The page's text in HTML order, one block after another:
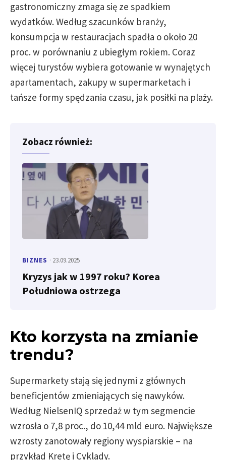
gastronomiczny zmaga się ze spadkiem
wydatków. Według szacunków branży,
konsumpcja w restauracjach spadła o około 20
proc. w porównaniu z ubiegłym rokiem. Coraz
więcej turystów wybiera gotowanie w wynajętych
apartamentach, zakupy w supermarketach i
tańsze formy spędzania czasu, jak posiłki na plaży.
Zobacz również:
BIZNES · 23.09.2025
Kryzys jak w 1997 roku? Korea
Południowa ostrzega
Kto korzysta na zmianie
trendu?
Supermarkety stają się jednymi z głównych
beneficjentów zmieniających się nawyków.
Według NielsenIQ sprzedaż w tym segmencie
wzrosła o 7,8 proc., do 10,44 mld euro. Największe
wzrosty zanotowały regiony wyspiarskie – na
przykład Kretę i Cyklady.